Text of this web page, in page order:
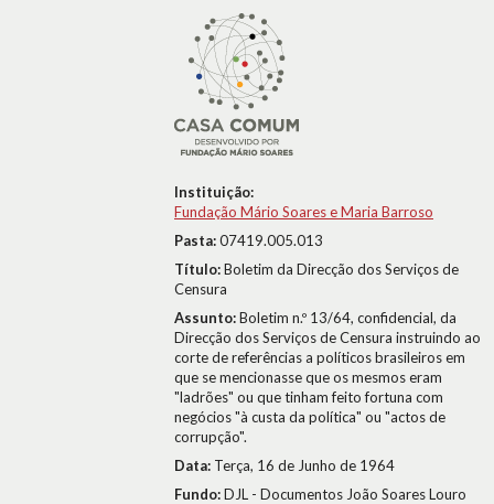
Instituição:
Fundação Mário Soares e Maria Barroso
Pasta:07419.005.013
Título:Boletim da Direcção dos Serviços de
Censura
Assunto:Boletim n.º 13/64, confidencial, da
Direcção dos Serviços de Censura instruindo ao
corte de referências a políticos brasileiros em
que se mencionasse que os mesmos eram
"ladrões" ou que tinham feito fortuna com
negócios "à custa da política" ou "actos de
corrupção".
Data: Terça, 16 de Junho de 1964
Fundo:DJL - Documentos João Soares Louro